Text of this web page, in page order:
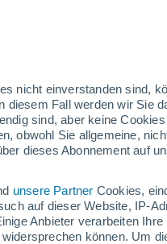
nicht einverstanden sind,
diesem Fall werden wir Sie
sind, aber keine
obwohl Sie allgemeine,
dieses Abonnement auf
unsere Partner Cookies,
auf dieser Website, IP-
Anbieter verarbeiten
können. Um
21°
Burlington
30°
21°
Rutland